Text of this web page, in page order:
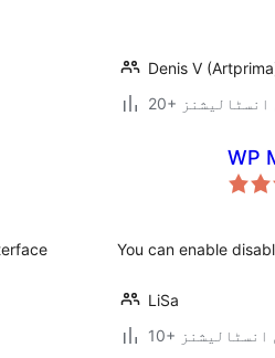
Denis V
انسٹالیشنز
WP
You can enable
LiSa
انسٹالیشنز